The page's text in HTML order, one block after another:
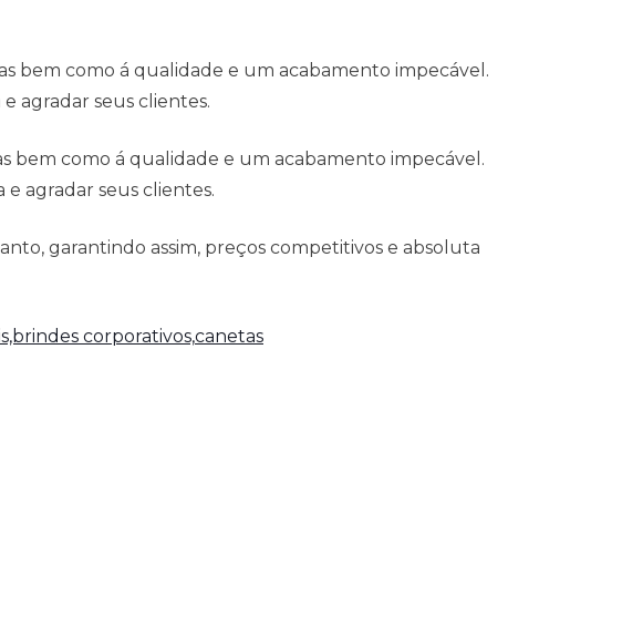
bem como á qualidade e um acabamento impecável.
agradar seus clientes.
bem como á qualidade e um acabamento impecável.
agradar seus clientes.
garantindo assim, preços competitivos e absoluta
corporativos,canetas